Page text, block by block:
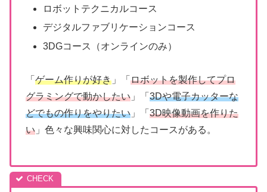
ロボットテクニカルコース
デジタルファブリケーションコース
3DGコース（オンラインのみ）
「 ゲーム作りが好き 」「 ロボットを製作してプロ
グラミングで動かしたい 」「 3Dや電子カッターな
どでもの作りをやりたい 」「 3D映像動画を作りた
い 」色々な興味関心に対したコースがある。